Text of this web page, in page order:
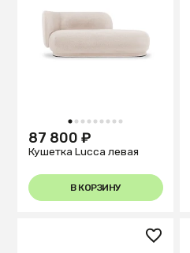
1 2 3 4 5 6 7 8 9
87 800 ₽
Кушетка Lucca левая
В КОРЗИНУ